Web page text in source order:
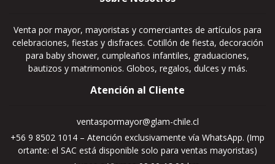
Venta por mayor, mayoristas y comerciantes de artículos para
celebraciones, fiestas y disfraces. Cotillón de fiesta, decoración
para baby shower, cumpleaños infantiles, graduaciones,
bautizos y matrimonios. Globos, regalos, dulces y más.
Atención al Cliente
ventaspormayor@glam-chile.cl
+56 9 8502 1014 – Atención exclusivamente vía WhatsApp. (Imp
ortante: el SAC está disponible solo para ventas mayoristas)